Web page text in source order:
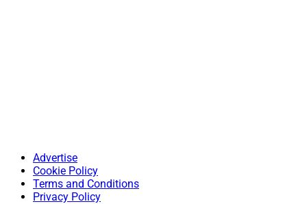
Advertise
Cookie Policy
Terms and Conditions
Privacy Policy